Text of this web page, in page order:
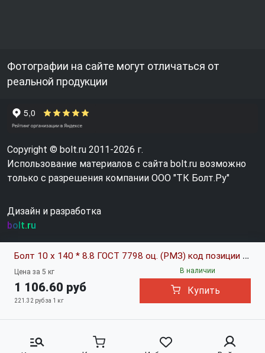
Болт 10 х 140 * 8.8 ГОСТ 7798 оц. (РМЗ) код позиции 0309774
Цена за 5 кг
1 106.60 руб
221.32 руб за 1 кг
В наличии
Купить
Фотографии на сайте могут отличаться от
реальной продукции
Copyright © bolt.ru 2011-2026 г.
Использование материалов с сайта bolt.ru возможно
только с разрешения компании ООО "ТК Болт.Ру"
Дизайн и разработка
bolt.ru